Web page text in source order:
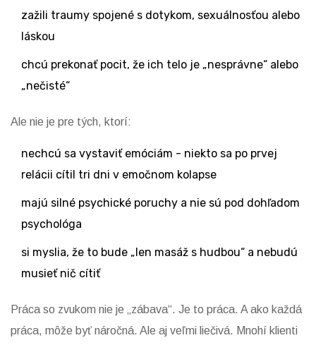
zažili traumy spojené s dotykom, sexuálnosťou alebo
láskou
chcú prekonať pocit, že ich telo je „nesprávne“ alebo
„nečisté“
Ale nie je pre tých, ktorí:
nechcú sa vystaviť emóciám - niekto sa po prvej
relácii cítil tri dni v emočnom kolapse
majú silné psychické poruchy a nie sú pod dohľadom
psychológa
si myslia, že to bude „len masáž s hudbou“ a nebudú
musieť nič cítiť
Práca so zvukom nie je „zábava“. Je to práca. A ako každá
práca, môže byť náročná. Ale aj veľmi liečivá. Mnohí klienti